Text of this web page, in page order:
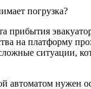
погрузка?
прибытия
на платформу
ситуации,
автоматом нужен